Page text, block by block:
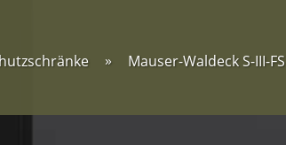
» Mauser-Waldeck S-III-FS